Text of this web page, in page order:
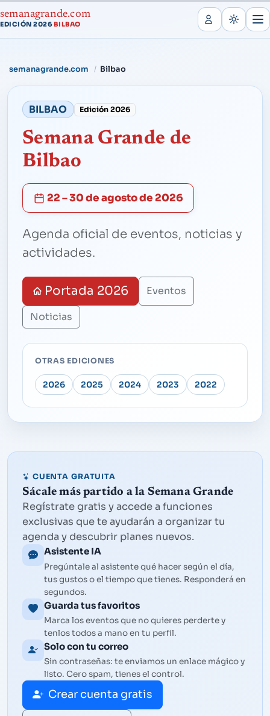
semanagrande.com
EDICIÓN 2026·BILBAO
semanagrande.com Bilbao
BILBAO Edición 2026
Semana Grande de
Bilbao
22 – 30 de agosto de 2026
Agenda oficial de eventos, noticias y
actividades.
Portada 2026 Eventos
Noticias
OTRAS EDICIONES
2026 2025 2024 2023 2022
CUENTA GRATUITA
Sácale más partido a la Semana Grande
Regístrate gratis y accede a funciones
exclusivas que te ayudarán a organizar tu
agenda y descubrir planes nuevos.
Asistente IA
Pregúntale al asistente qué hacer según el día,
tus gustos o el tiempo que tienes. Responderá en
segundos.
Guarda tus favoritos
Marca los eventos que no quieres perderte y
tenlos todos a mano en tu perfil.
Solo con tu correo
Sin contraseñas: te enviamos un enlace mágico y
listo. Cero spam, tienes el control.
Crear cuenta gratis